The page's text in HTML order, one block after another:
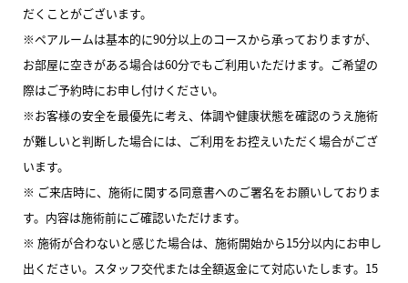
だくことがございます。
※ペアルームは基本的に90分以上のコースから承っておりますが、
お部屋に空きがある場合は60分でもご利用いただけます。ご希望の
際はご予約時にお申し付けください。
※お客様の安全を最優先に考え、体調や健康状態を確認のうえ施術
が難しいと判断した場合には、ご利用をお控えいただく場合がござ
います。
※ ご来店時に、施術に関する同意書へのご署名をお願いしておりま
す。内容は施術前にご確認いただけます。
※ 施術が合わないと感じた場合は、施術開始から15分以内にお申し
出ください。スタッフ交代または全額返金にて対応いたします。15